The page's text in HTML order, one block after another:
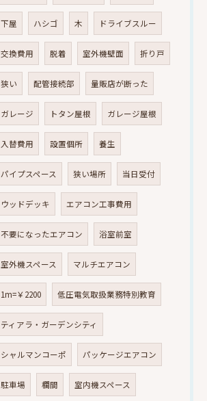
下屋 ハシゴ 木 ドライブスルー
交換費用 脱着 室外機壁面 折り戸
狭い 配管接続部 量販店が断った
ガレージ トタン屋根 ガレージ屋根
入替費用 設置個所 養生
パイプスペース 狭い場所 当日受付
ウッドデッキ エアコン工事費用
不要になったエアコン 浴室前室
室外機スペース マルチエアコン
1m=￥2200 低圧電気取扱業務特別教育
ティアラ・ガーデンシティ
シャルマンコーポ パッケージエアコン
駐車場 欄間 室内機スペース